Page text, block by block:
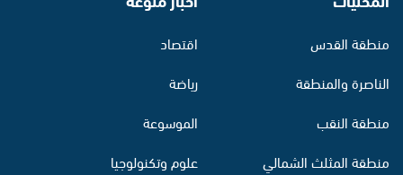
منطقة القدس
الناصرة والمنطقة
منطقة النقب
منطقة المثلث الشمالي
اقتصاد
رياضة
الموسوعة
علوم وتكنولوجيا